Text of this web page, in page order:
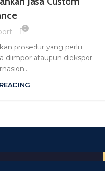
0
prosedur yang perlu
diimpor ataupun diekspor